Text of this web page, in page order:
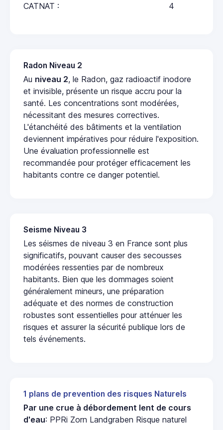
CATNAT : 4
Radon Niveau 2
Au niveau 2, le Radon, gaz radioactif inodore
et invisible, présente un risque accru pour la
santé. Les concentrations sont modérées,
nécessitant des mesures correctives.
L'étanchéité des bâtiments et la ventilation
deviennent impératives pour réduire l'exposition.
Une évaluation professionnelle est
recommandée pour protéger efficacement les
habitants contre ce danger potentiel.
Seisme Niveau 3
Les séismes de niveau 3 en France sont plus
significatifs, pouvant causer des secousses
modérées ressenties par de nombreux
habitants. Bien que les dommages soient
généralement mineurs, une préparation
adéquate et des normes de construction
robustes sont essentielles pour atténuer les
risques et assurer la sécurité publique lors de
tels événements.
1 plans de prevention des risques Naturels
Par une crue à débordement lent de cours
d'eau: PPRi Zorn Landgraben Risque naturel